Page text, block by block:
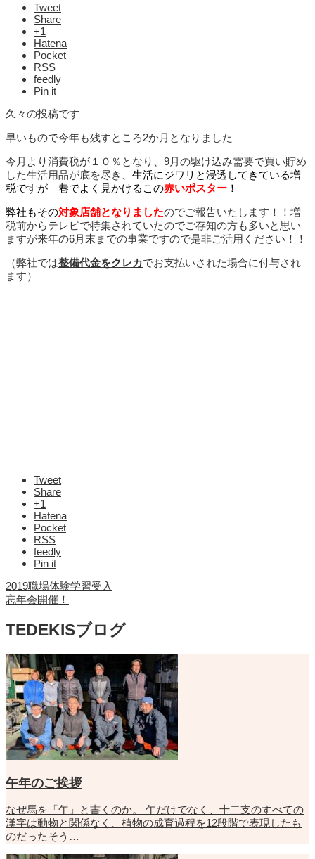
Tweet
Share
+1
Hatena
Pocket
RSS
feedly
Pin it
久々の投稿です
早いもので今年も残すところ2か月となりました
今月より消費税が１０％となり、9月の駆け込み需要で買い貯め
した生活用品が底を尽き、 生活にジワリと浸透してきている増
税ですが 巷でよく見かけるこの赤いポスター ！
弊社もその対象店舗となりましたのでご報告いたします！！増
税前からテレビで特集されていたのでご存知の方も多いと思い
ますが来年の6月末までの事業ですので是非ご活用ください！！
（弊社では整備代金をクレカでお支払いされた場合に付与され
ます）
Tweet
Share
+1
Hatena
Pocket
RSS
feedly
Pin it
2019職場体験学習受入
忘年会開催！
TEDEKISブログ
午年のご挨拶
なぜ馬を「午」と書くのか。 午だけでなく、十二支のすべての
漢字は動物と関係なく、植物の成育過程を12段階で表現したも
のだったそう…